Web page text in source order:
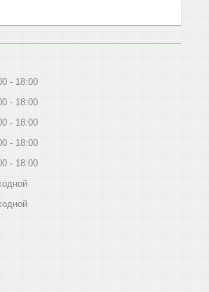
18:00
18:00
18:00
18:00
18:00